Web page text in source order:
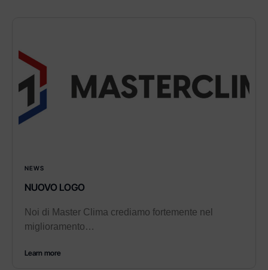
NEWS
NUOVO LOGO
Noi di Master Clima crediamo fortemente nel
miglioramento…
Learn more